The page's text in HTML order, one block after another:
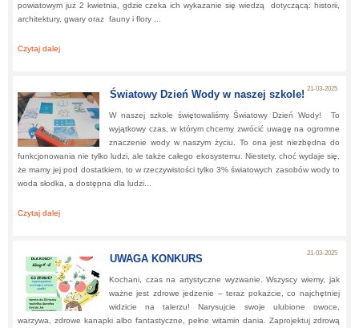
powiatowym już 2 kwietnia, gdzie czeka ich wykazanie się wiedzą dotyczącą: historii,
architektury, gwary oraz fauny i flory ...
Czytaj dalej
21-03-2025
Światowy Dzień Wody w naszej szkole!
W naszej szkole świętowaliśmy Światowy Dzień Wody! To
wyjątkowy czas, w którym chcemy zwrócić uwagę na ogromne
znaczenie wody w naszym życiu. To ona jest niezbędna do
funkcjonowania nie tylko ludzi, ale także całego ekosystemu. Niestety, choć wydaje się,
że mamy jej pod dostatkiem, to w rzeczywistości tylko 3% światowych zasobów wody to
woda słodka, a dostępna dla ludzi...
Czytaj dalej
21-03-2025
UWAGA KONKURS
Kochani, czas na artystyczne wyzwanie. Wszyscy wiemy, jak
ważne jest zdrowe jedzenie – teraz pokażcie, co najchętniej
widzicie na talerzu! Narysujcie swoje ulubione owoce,
warzywa, zdrowe kanapki albo fantastyczne, pełne witamin dania. Zaprojektuj zdrową